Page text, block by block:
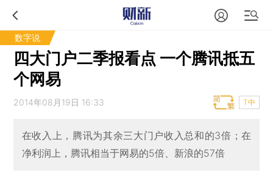
数字说
四大门户二季报看点 一个腾讯抵五
个网易
2014年08月19日 16:33 T中
在收入上，腾讯为其余三大门户收入总和的3倍；在
净利润上，腾讯相当于网易的5倍、新浪的57倍